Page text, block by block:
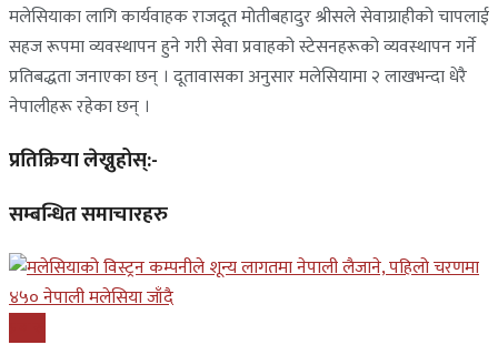
मलेसियाका लागि कार्यवाहक राजदूत मोतीबहादुर श्रीसले सेवाग्राहीको चापलाई
सहज रूपमा व्यवस्थापन हुने गरी सेवा प्रवाहको स्टेसनहरूको व्यवस्थापन गर्ने
प्रतिबद्धता जनाएका छन् । दूतावासका अनुसार मलेसियामा २ लाखभन्दा धेरै
नेपालीहरू रहेका छन् ।
प्रतिक्रिया लेख्नुहोस्:-
सम्बन्धित समाचारहरु